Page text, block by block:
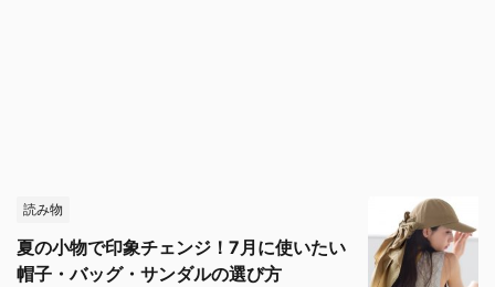
読み物
夏の小物で印象チェンジ！7月に使いたい
帽子・バッグ・サンダルの選び方